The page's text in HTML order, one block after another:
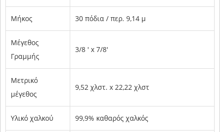
Μήκος 30 πόδια / περ. 9,14 μ
Μέγεθος
Γραμμής
3/8 ' x 7/8'
Μετρικό
μέγεθος
9,52 χλστ. x ​​22,22 χλστ
Υλικό χαλκού 99,9% καθαρός χαλκός